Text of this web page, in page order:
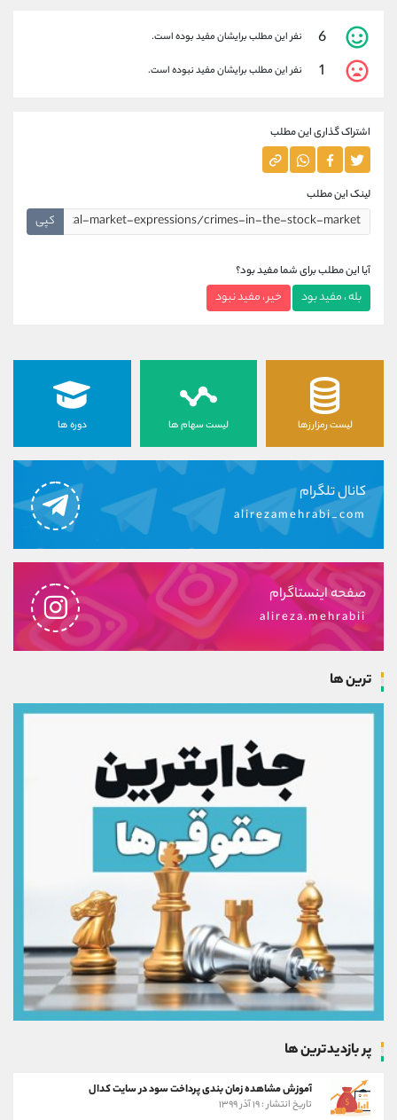
6 نفر این مطلب برایشان مفید بوده است.
1 نفر این مطلب برایشان مفید نبوده است.
اشتراک گذاری این مطلب
لینک این مطلب
کپی
آیا این مطلب برای شما مفید بود؟
بله ، مفید بود خیر ، مفید نبود
لیست رمزارزها لیست سهام ها دوره ها
کانال تلگرام
alirezamehrabi_com
صفحه اینستاگرام
alireza.mehrabii
ترین ها
پر بازدیدترین ها
آموزش مشاهده زمان بندی پرداخت سود در سایت کدال
تاریخ انتشار : ۱۹ آذر ۱۳۹۹